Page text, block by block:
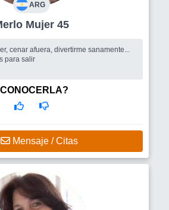
ARG
Merlo Mujer 45
cenar afuera, divertirme sanamente...
para salir
Mensaje / Citas